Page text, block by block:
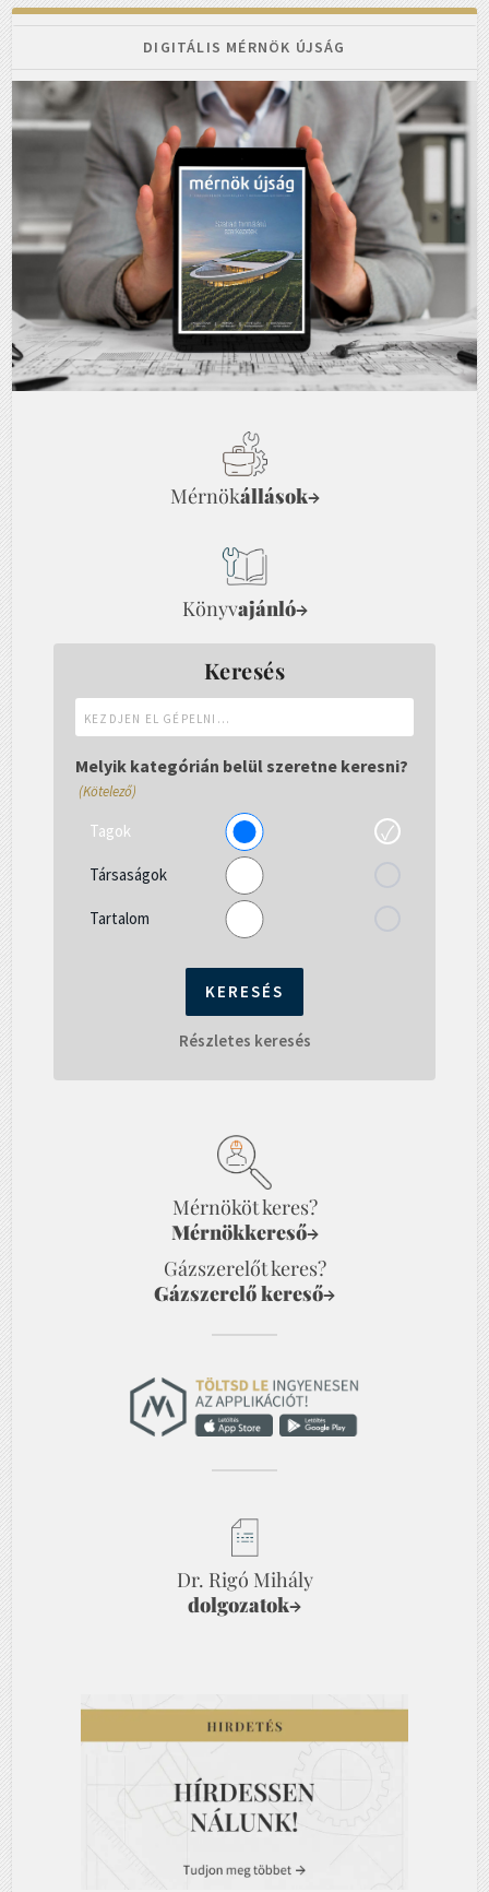
DIGITÁLIS MÉRNÖK ÚJSÁG
Mérnökállások→
Könyvajánló→
Keresés
el
gépelni...
Melyik kategórián belül szeretne keresni?
(Kötelező)
Tagok
Társaságok
Tartalom
Részletes keresés
Mérnököt keres?
Mérnökkereső→
Gázszerelőt keres?
Gázszerelő kereső→
Dr. Rigó Mihály
dolgozatok→